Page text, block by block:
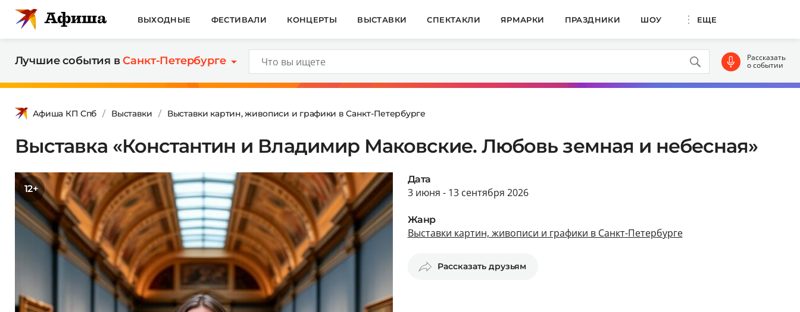
ВЫХОДНЫЕ ФЕСТИВАЛИ КОНЦЕРТЫ ВЫСТАВКИ СПЕКТАКЛИ ЯРМАРКИ ПРАЗДНИКИ ШОУ ЕЩЕ
Лучшие события вСанкт-Петербурге Рассказать
о событии
Афиша КП Спб Выставки Выставки картин, живописи и графики в Санкт-Петербурге
Выставка «Константин и Владимир Маковские. Любовь земная и небесная»
12+
Дата
3 июня - 13 сентября 2026
Жанр
Выставки картин, живописи и графики в Санкт-Петербурге
Рассказать друзьям